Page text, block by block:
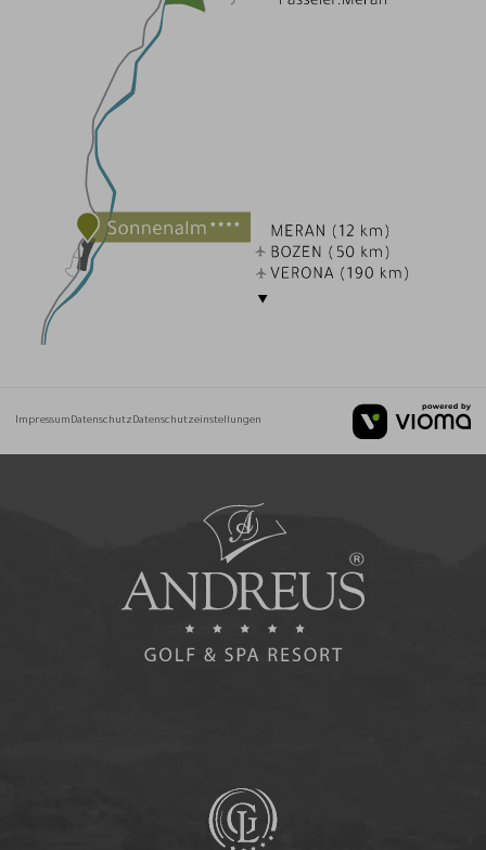
ImpressumDatenschutzDatenschutzeinstellungen